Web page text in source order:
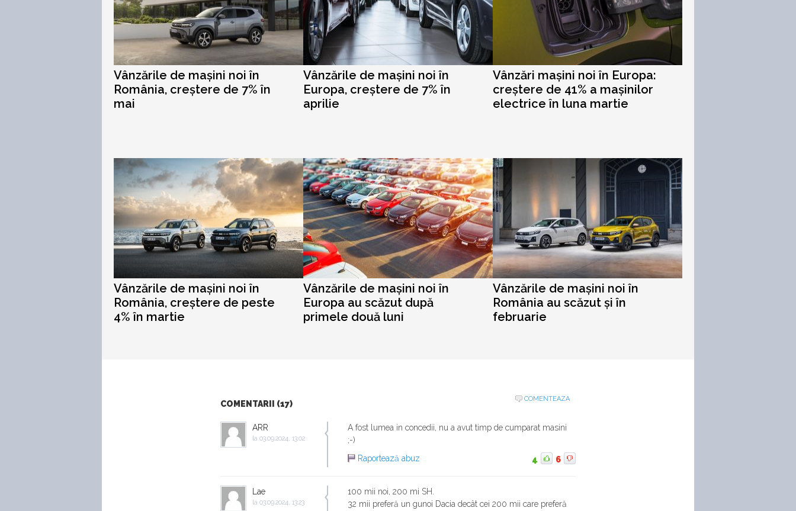
Vânzările de mașini noi în
România, creștere de 7% în
mai
Vânzările de mașini noi în
Europa, creștere de 7% în
aprilie
Vânzări mașini noi în Europa:
creștere de 41% a mașinilor
electrice în luna martie
Vânzările de mașini noi în
România, creștere de peste
4% în martie
Vânzările de mașini noi în
Europa au scăzut după
primele două luni
Vânzările de mașini noi în
România au scăzut și în
februarie
COMENTARII (17)
COMENTEAZA
ARR
la 03.09.2024, 13:02
A fost lumea in concedii, nu a avut timp de cumparat masini
;-)
Raportează abuz
4 6
Lae
la 03.09.2024, 13:23
100 mii noi, 200 mi SH.
32 mii preferă un gunoi Dacia decât cei 200 mii care preferă